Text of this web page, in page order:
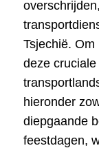
Tsjechië.
deze
hieronder
diepgaande
feestdagen,